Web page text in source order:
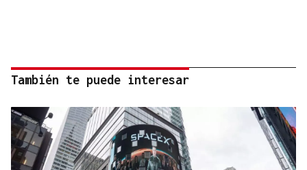
También te puede interesar